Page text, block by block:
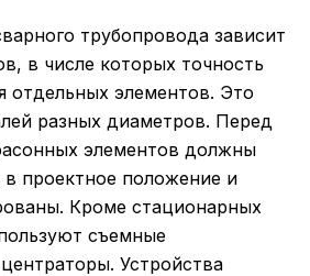
трубопровода зависит
в числе которых точность
отдельных элементов. Это
разных диаметров. Перед
элементов должны
проектное положение и
Кроме стационарных
съемные
Устройства